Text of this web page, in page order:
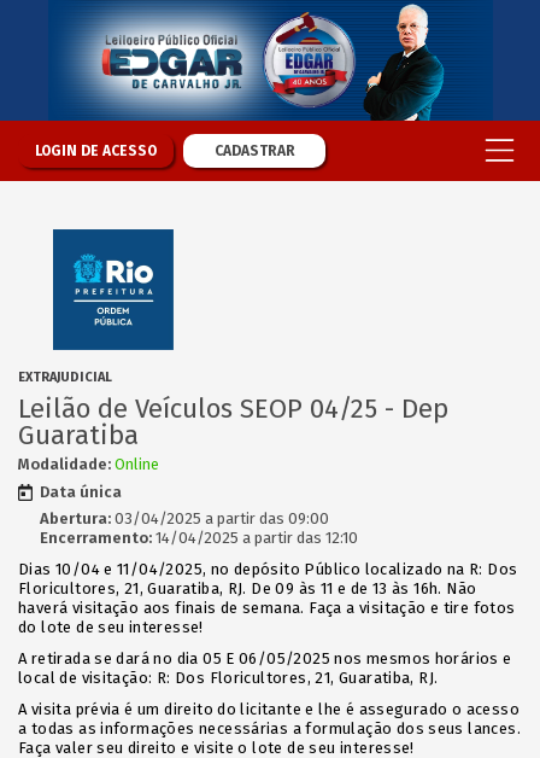
LOGIN DE ACESSO CADASTRAR
EXTRAJUDICIAL
Leilão de Veículos SEOP 04/25 - Dep
Guaratiba
Modalidade: Online
Data única
Abertura: 03/04/2025 a partir das 09:00
Encerramento: 14/04/2025 a partir das 12:10
Dias 10/04 e 11/04/2025, no depósito Público localizado na R: Dos
Floricultores, 21, Guaratiba, RJ. De 09 às 11 e de 13 às 16h. Não
haverá visitação aos finais de semana. Faça a visitação e tire fotos
do lote de seu interesse!
A retirada se dará no dia 05 E 06/05/2025 nos mesmos horários e
local de visitação: R: Dos Floricultores, 21, Guaratiba, RJ.
A visita prévia é um direito do licitante e lhe é assegurado o acesso
a todas as informações necessárias a formulação dos seus lances.
Faça valer seu direito e visite o lote de seu interesse!